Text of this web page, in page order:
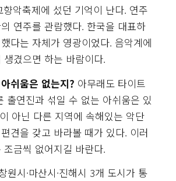
악축제에 섰던 기억이 난다. 연주
연주를 관람했다. 한국을 대표하
다는 자체가 영광이었다. 음악계에
겼으면 하는 바람이다.
쉬움은 없는지? 아무래도 타이트
출연진과 섞일 수 없는 아쉬움은 있
아닌 다른 지역에 속해있는 악단
견을 갖고 바라볼 때가 있다. 이러
금씩 없어지길 바란다.
원시·마산시·진해시 3개 도시가 통